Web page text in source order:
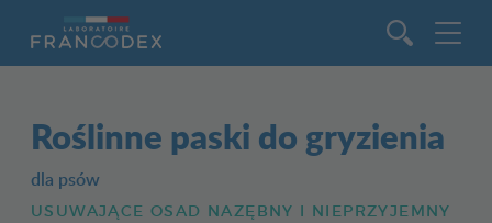
Roślinne paski do gryzienia
dla psów
USUWAJĄCE OSAD NAZĘBNY I NIEPRZYJEMNY